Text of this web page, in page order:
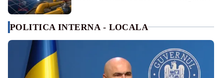
POLITICA INTERNA - LOCALA